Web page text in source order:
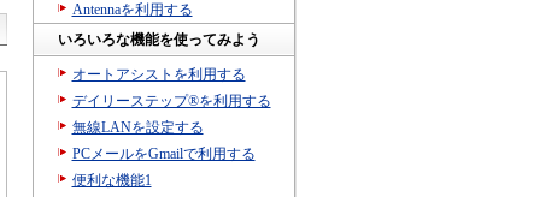
Antennaを利用する
いろいろな機能を使ってみよう
オートアシストを利用する
デイリーステップ®を利用する
無線LANを設定する
PCメールをGmailで利用する
便利な機能1